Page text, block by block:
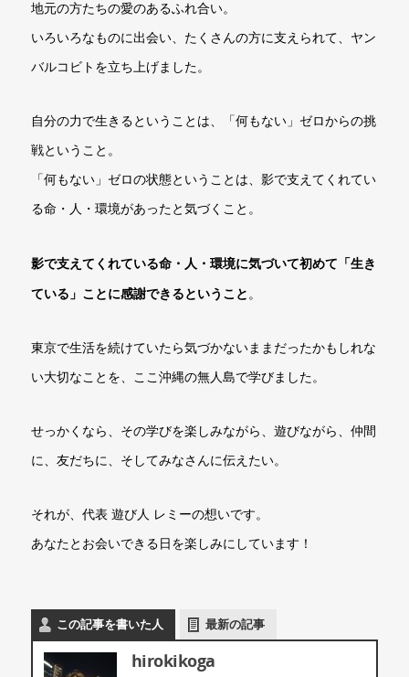
地元の方たちの愛のあるふれ合い。
いろいろなものに出会い、たくさんの方に支えられて、ヤン
バルコビトを立ち上げました。
自分の力で生きるということは、「何もない」ゼロからの挑
戦ということ。
「何もない」ゼロの状態ということは、影で支えてくれてい
る命・人・環境があったと気づくこと。
影で支えてくれている命・人・環境に気づいて初めて「生き
ている」ことに感謝できるということ 。
東京で生活を続けていたら気づかないままだったかもしれな
い大切なことを、ここ沖縄の無人島で学びました。
せっかくなら、その学びを楽しみながら、遊びながら、仲間
に、友だちに、そしてみなさんに伝えたい。
それが、代表 遊び人 レミーの想いです。
あなたとお会いできる日を楽しみにしています！
この記事を書いた人 最新の記事
hirokikoga